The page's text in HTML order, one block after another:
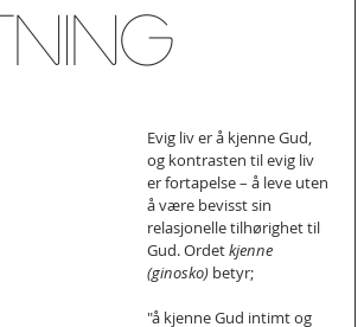
Evig liv er å kjenne Gud,
og kontrasten til evig liv
er fortapelse – å leve uten
å være bevisst sin
relasjonelle tilhørighet til
Gud. Ordet kjenne
(ginosko) betyr;
"å kjenne Gud intimt og